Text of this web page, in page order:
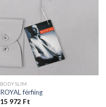
BODYSLIM
ROYAL férfiing
15 972 Ft